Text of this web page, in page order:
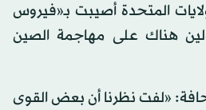
المتحدة أصيبت بـ«فيروس
هناك على مهاجمة الصين
«لفت نظرنا أن بعض القوى